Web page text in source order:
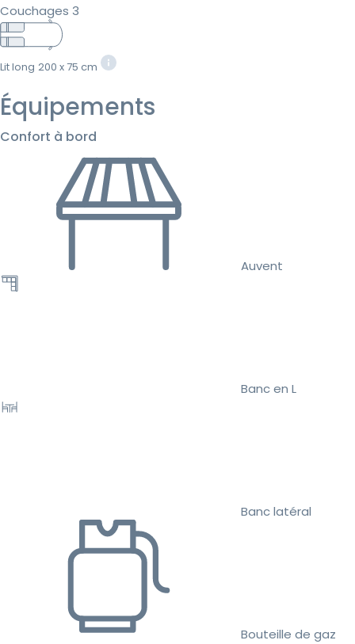
Couchages 3
Lit long 200 x 75 cm
Équipements
Confort à bord
Auvent
Banc en L
Banc latéral
Bouteille de gaz